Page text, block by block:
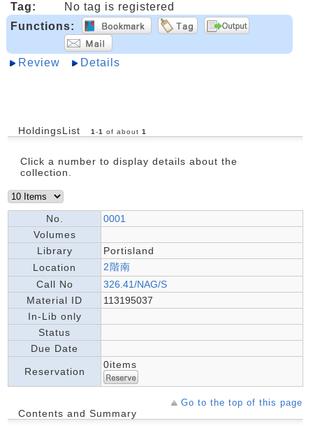
Tag:
No tag is registered
Functions:
Review Details
HoldingsList 1-1 of about 1
Click a number to display details about the
collection.
No.
0001
Volumes
Library
Portisland
Location
2階南
Call No
326.41/NAG/S
Material ID
113195037
In-Lib only
Status
Due Date
Reservation
0items
Go to the top of this page
Contents and Summary